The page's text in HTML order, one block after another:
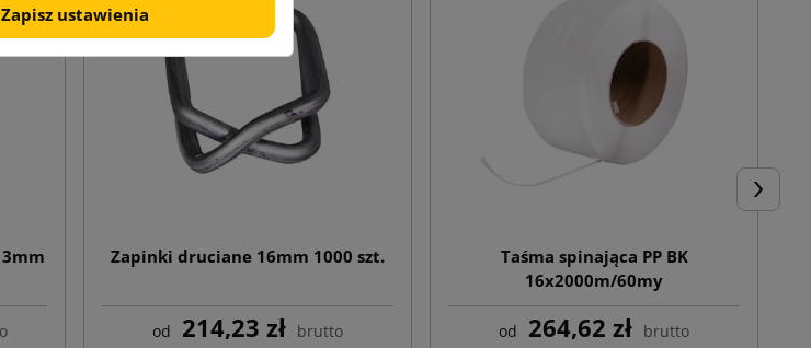
Zapinki druciane 16mm 1000 szt.
od 214,23 zł brutto
Taśma spinająca PP BK
16x2000m/60my
od 264,62 zł brutto
Zapisz ustawienia